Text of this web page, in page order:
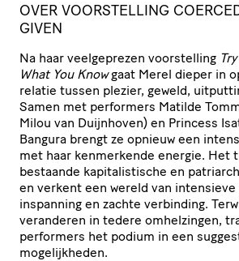
OVER VOORSTELLING
GIVEN
Na haar veelgeprezen voorstelling
What You Knowgaat Merel dieper in
relatie tussen plezier, geweld,
Samen met performers Matilde
Milou van Duijnhoven) en Princess
Bangura brengt ze opnieuw een
met haar kenmerkende energie. Het
bestaande kapitalistische en
en verkent een wereld van intensieve
inspanning en zachte verbinding.
veranderen in tedere omhelzingen,
performers het podium in een
mogelijkheden.